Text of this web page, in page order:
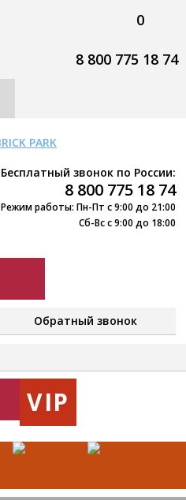
0
8 800 775 18 74
Бесплатный звонок по России:
8 800 775 18 74
Режим работы: Пн-Пт с 9:00 до 21:00
Сб-Вс с 9:00 до 18:00
Обратный звонок
VIP